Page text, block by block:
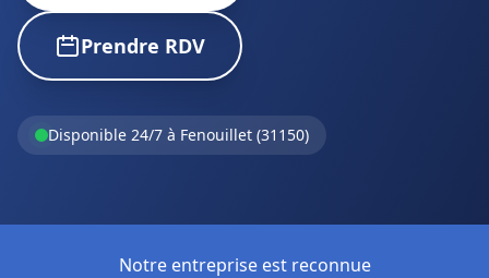
Prendre RDV
Disponible 24/7 à Fenouillet (31150)
Notre entreprise est reconnue